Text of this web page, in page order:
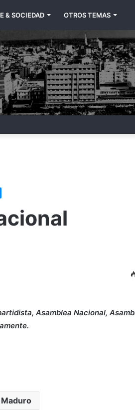
& SOCIEDAD OTROS TEMAS
Asamblea Nacional,